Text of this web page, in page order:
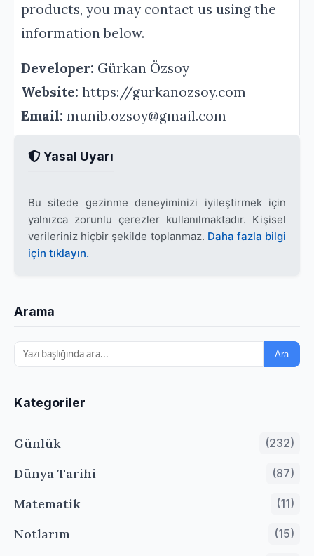
products, you may contact us using the
information below.
Developer: Gürkan Özsoy
Website: https://gurkanozsoy.com
Email: munib.ozsoy@gmail.com
Yasal Uyarı
Bu sitede gezinme deneyiminizi iyileştirmek için
yalnızca zorunlu çerezler kullanılmaktadır. Kişisel
verileriniz hiçbir şekilde toplanmaz. Daha fazla bilgi
için tıklayın.
Arama
Ara
Kategoriler
Günlük (232)
Dünya Tarihi (87)
Matematik (11)
Notlarım (15)